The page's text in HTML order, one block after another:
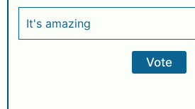
It's amazing